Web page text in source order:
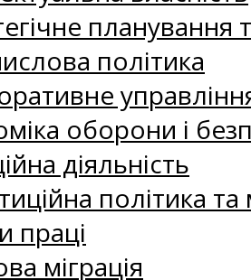
політика
оборони і
діяльність
політика
праці
міграція